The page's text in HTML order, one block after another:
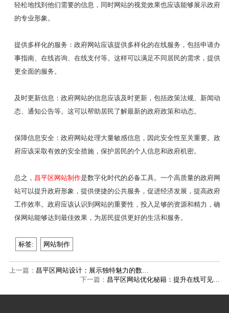
轻松地找到他们需要的信息，同时网站的视觉效果也应该能够展示政府
的专业形象。
提供多样化的服务：政府网站应该提供多样化的在线服务，包括申请办
事指南、在线咨询、在线支付等。这样可以满足不同居民的需求，提供
更全面的服务。
及时更新信息：政府网站的信息应该及时更新，包括政策法规、新闻动
态、通知公告等。这可以帮助居民了解最新的政府政策和动态。
保障信息安全：政府网站处理大量敏感信息，因此安全性至关重要。政
府应该采取有效的安全措施，保护居民的个人信息和政府机密。
总之， 昌平区网站制作是数字化时代的必备工具。一个高质量的政府网
站可以提升政府形象，提供便捷的公共服务，促进经济发展，提高政府
工作效率。政府应该认识到网站的重要性，投入足够的资源和精力，确
保网站能够达到最佳效果，为居民提供更好的生活和服务。
标签: 网站制作
上一篇： 昌平区网站设计：展示独特魅力的数…
下一篇： 昌平区网站优化秘籍：提升在线可见…